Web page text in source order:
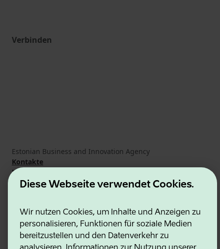
Diese Webseite verwendet Cookies.
Wir nutzen Cookies, um Inhalte und Anzeigen zu
personalisieren, Funktionen für soziale Medien
bereitzustellen und den Datenverkehr zu
Verbinden
Estonian Business and Innovation Agency
Kontakte
Kooperationspartner
Nutzungsbedingungen